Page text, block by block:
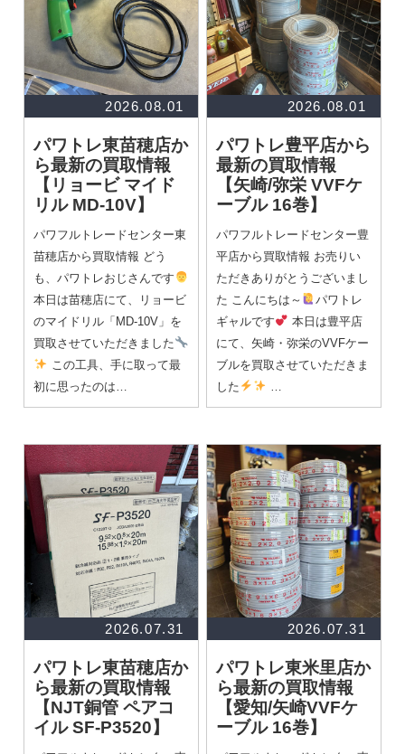
2026.08.01
パワトレ東苗穂店か
ら最新の買取情報
【リョービ マイド
リル MD-10V】
パワフルトレードセンター東
苗穂店から買取情報 どう
も、パワトレおじさんです
本日は苗穂店にて、リョービ
のマイドリル「MD-10V」を
買取させていただきました
この工具、手に取って最
初に思ったのは…
2026.08.01
パワトレ豊平店から
最新の買取情報
【矢崎/弥栄 VVFケ
ーブル 16巻】
パワフルトレードセンター豊
平店から買取情報 お売りい
ただきありがとうございまし
た こんにちは～
パワトレ
ギャルです
本日は豊平店
にて、矢崎・弥栄のVVFケー
ブルを買取させていただきま
した
2026.07.31
パワトレ東苗穂店か
ら最新の買取情報
【NJT銅管 ペアコ
イル SF-P3520】
2026.07.31
パワトレ東米里店か
ら最新の買取情報
【愛知/矢崎VVFケ
ーブル 16巻】